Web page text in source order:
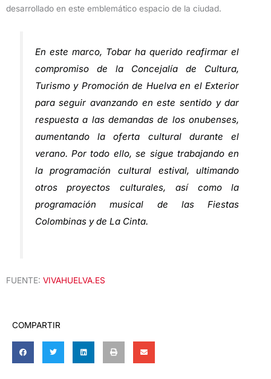
desarrollado en este emblemático espacio de la ciudad.
En este marco, Tobar ha querido reafirmar el
compromiso de la Concejalía de Cultura,
Turismo y Promoción de Huelva en el Exterior
para seguir avanzando en este sentido y dar
respuesta a las demandas de los onubenses,
aumentando la oferta cultural durante el
verano. Por todo ello, se sigue trabajando en
la programación cultural estival, ultimando
otros proyectos culturales, así como la
programación musical de las Fiestas
Colombinas y de La Cinta.
FUENTE: VIVAHUELVA.ES
COMPARTIR